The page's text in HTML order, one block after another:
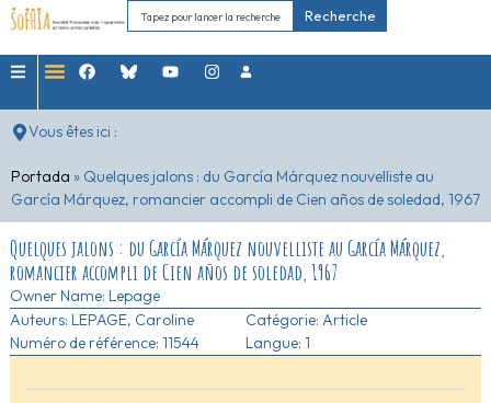
Recherche
Vous êtes ici :
Portada » Quelques jalons : du García Márquez nouvelliste au
García Márquez, romancier accompli de Cien años de soledad, 1967
Quelques jalons : du García Márquez nouvelliste au García Márquez,
romancier accompli de Cien años de soledad, 1967
Owner Name: Lepage
Auteurs: LEPAGE, Caroline
Numéro de référence: 11544
Catégorie: Article
Langue: 1